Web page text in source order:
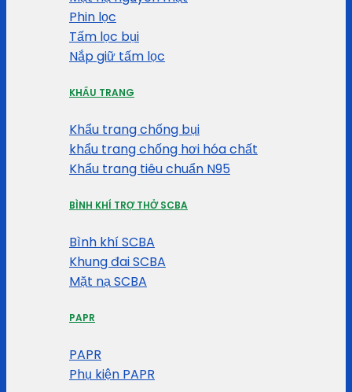
Phin lọc
Tấm lọc bụi
Nắp giữ tấm lọc
KHẨU TRANG
Khẩu trang chống bụi
khẩu trang chống hơi hóa chất
Khẩu trang tiêu chuẩn N95
BÌNH KHÍ TRỢ THỞ SCBA
Bình khí SCBA
Khung đai SCBA
Mặt nạ SCBA
PAPR
PAPR
Phụ kiện PAPR